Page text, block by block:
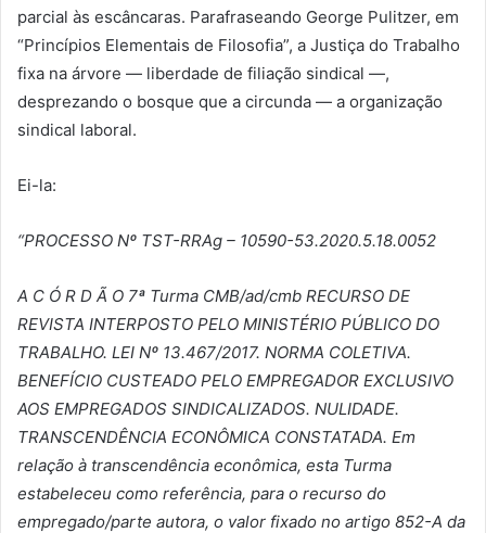
parcial às escâncaras. Parafraseando George Pulitzer, em
“Princípios Elementais de Filosofia”, a Justiça do Trabalho
fixa na árvore — liberdade de filiação sindical —,
desprezando o bosque que a circunda — a organização
sindical laboral.
Ei-la:
“PROCESSO Nº TST-RRAg – 10590-53.2020.5.18.0052
A C Ó R D Ã O 7ª Turma CMB/ad/cmb RECURSO DE
REVISTA INTERPOSTO PELO MINISTÉRIO PÚBLICO DO
TRABALHO. LEI Nº 13.467/2017. NORMA COLETIVA.
BENEFÍCIO CUSTEADO PELO EMPREGADOR EXCLUSIVO
AOS EMPREGADOS SINDICALIZADOS. NULIDADE.
TRANSCENDÊNCIA ECONÔMICA CONSTATADA. Em
relação à transcendência econômica, esta Turma
estabeleceu como referência, para o recurso do
empregado/parte autora, o valor fixado no artigo 852-A da